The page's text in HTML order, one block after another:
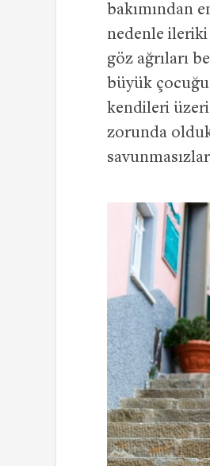
bakımından
nedenle ileriki
göz ağrıları
büyük
kendileri
zorunda